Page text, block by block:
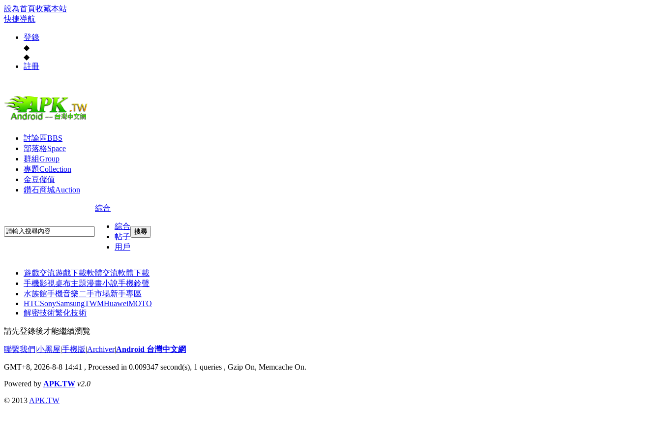
設為首頁收藏本站
快捷導航
登錄
◆
◆
註冊
討論區BBS
部落格Space
群組Group
專題Collection
金豆儲值
鑽石商城Auction
綜合
綜合
帖子
用戶
搜尋
遊戲交流遊戲下載軟體交流軟體下載
手機影視桌布主題漫畫小說手機鈴聲
水族館手機音樂二手市場新手專區
HTCSonySamsungTWMHuaweiMOTO
解密技術繁化技術
請先登錄後才能繼續瀏覽
聯繫我們|小黑屋|手機版|Archiver|Android 台灣中文網
GMT+8, 2026-8-8 14:41 , Processed in 0.009347 second(s), 1 queries , Gzip On, Memcache On.
Powered by APK.TW v2.0
© 2013 APK.TW